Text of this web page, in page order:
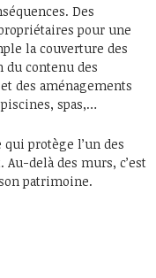
Des
pour une
la couverture des
du contenu des
des aménagements
spas,…
protège l’un des
delà des murs, c’est
patrimoine.